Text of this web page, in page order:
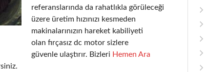
referanslarında da rahatlıkla görüleceği
üzere üretim hızınızı kesmeden
makinalarınızın hareket kabiliyeti
olan fırçasız dc motor sizlere
güvenle ulaştırır. Bizleri Hemen Ara